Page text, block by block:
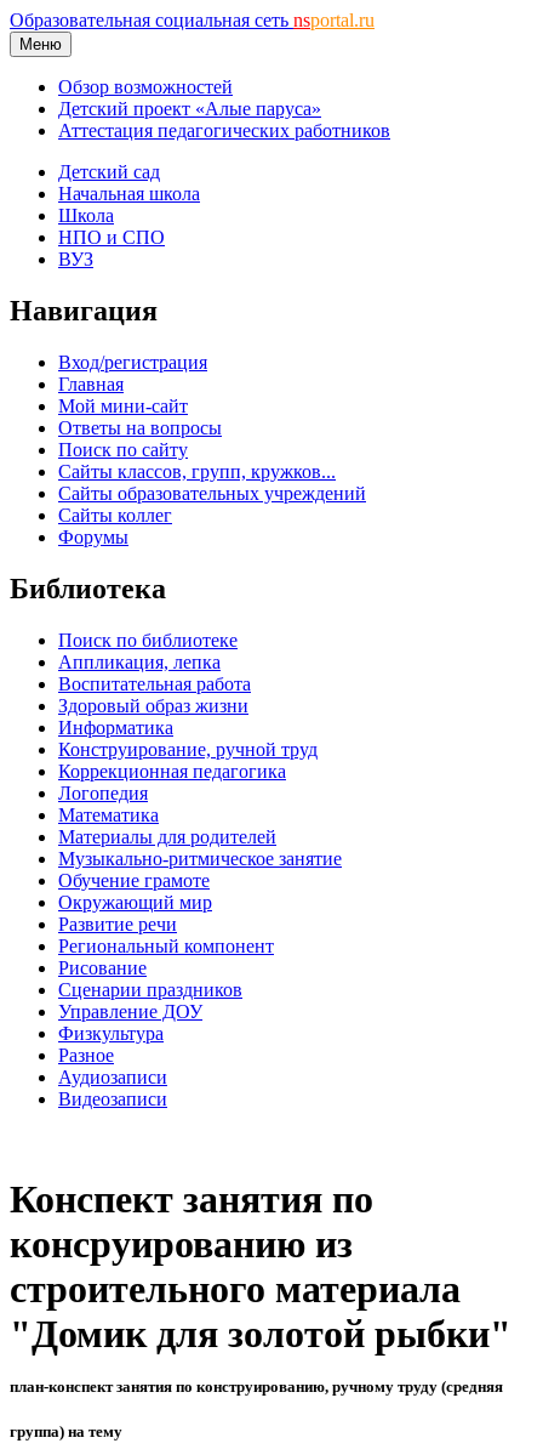
Образовательная социальная сеть nsportal.ru
Меню
Обзор возможностей
Детский проект «Алые паруса»
Аттестация педагогических работников
Детский сад
Начальная школа
Школа
НПО и СПО
ВУЗ
Навигация
Вход/регистрация
Главная
Мой мини-сайт
Ответы на вопросы
Поиск по сайту
Сайты классов, групп, кружков...
Сайты образовательных учреждений
Сайты коллег
Форумы
Библиотека
Поиск по библиотеке
Аппликация, лепка
Воспитательная работа
Здоровый образ жизни
Информатика
Конструирование, ручной труд
Коррекционная педагогика
Логопедия
Математика
Материалы для родителей
Музыкально-ритмическое занятие
Обучение грамоте
Окружающий мир
Развитие речи
Региональный компонент
Рисование
Сценарии праздников
Управление ДОУ
Физкультура
Разное
Аудиозаписи
Видеозаписи
Конспект занятия по
консруированию из
строительного материала
"Домик для золотой рыбки"
план-конспект занятия по конструированию, ручному труду (средняя
группа) на тему